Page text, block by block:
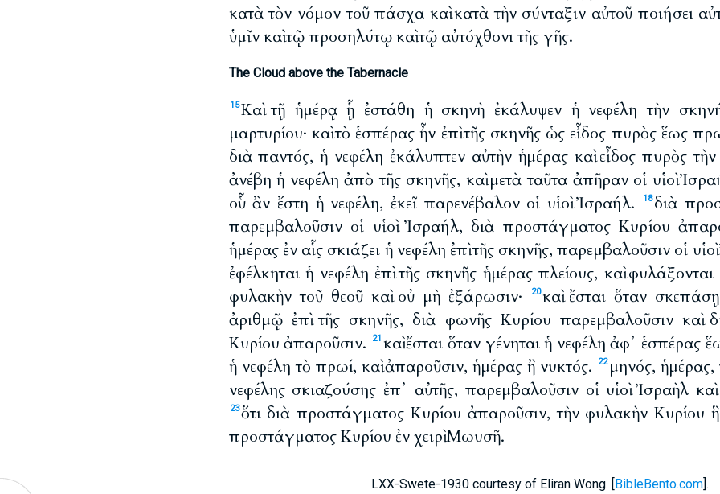
κατὰ τὸν νόμον τοῦ πάσχα καὶ κατὰ τὴν σύνταξιν αὐτοῦ ποιήσει
ὑμῖν καὶ τῷ προσηλύτῳ καὶ τῷ αὐτόχθονι τῆς γῆς.
The Cloud above the Tabernacle
15Καὶ τῇ ἡμέρᾳ ᾗ ἐστάθη ἡ σκηνὴ ἐκάλυψεν ἡ νεφέλη τὴν
μαρτυρίου· καὶ τὸ ἑσπέρας ἦν ἐπὶ τῆς σκηνῆς ὡς εἶδος πυρὸς ἕως
διὰ παντός, ἡ νεφέλη ἐκάλυπτεν αὐτὴν ἡμέρας καὶ εἶδος πυρὸς
ἀνέβη ἡ νεφέλη ἀπὸ τῆς σκηνῆς, καὶ μετὰ ταῦτα ἀπῆραν οἱ υἱοὶ
οὗ ἂν ἔστη ἡ νεφέλη, ἐκεῖ παρενέβαλον οἱ υἱοὶ Ἰσραήλ.
18 διὰ
παρεμβαλοῦσιν οἱ υἱοὶ Ἰσραήλ, διὰ προστάγματος Κυρίου
ἡμέρας ἐν αἷς σκιάζει ἡ νεφέλη ἐπὶ τῆς σκηνῆς, παρεμβαλοῦσιν οἱ
ἐφέλκηται ἡ νεφέλη ἐπὶ τῆς σκηνῆς ἡμέρας πλείους, καὶ φυλάξονται
φυλακὴν τοῦ θεοῦ καὶ οὐ μὴ ἐξάρωσιν·
20καὶ ἔσται ὅταν
ἀριθμῷ ἐπὶ τῆς σκηνῆς, διὰ φωνῆς Κυρίου παρεμβαλοῦσιν καὶ
Κυρίου ἀπαροῦσιν.
21 καὶ ἔσται ὅταν γένηται ἡ νεφέλη ἀφ᾽ ἑσπέρας
ἡ νεφέλη τὸ πρωί, καὶ ἀπαροῦσιν, ἡμέρας ἢ νυκτός.
22 μηνός,
νεφέλης σκιαζούσης ἐπ᾽ αὐτῆς, παρεμβαλοῦσιν οἱ υἱοὶ Ἰσραὴλ
23ὅτι διὰ προστάγματος Κυρίου ἀπαροῦσιν, τὴν φυλακὴν Κυρίου
προστάγματος Κυρίου ἐν χειρὶ Μωυσῆ.
LXX-Swete-1930 courtesy of Eliran Wong. [BibleBento.com].